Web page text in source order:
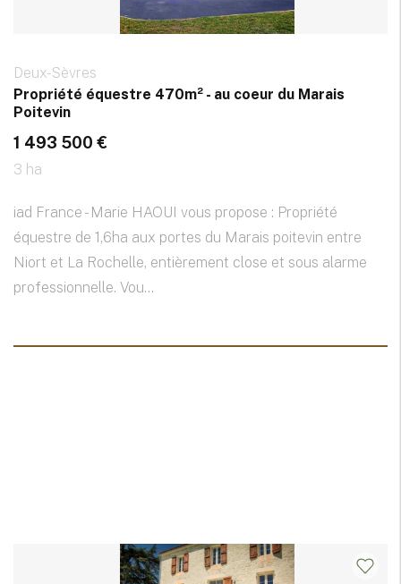
Deux-Sèvres
Propriété équestre 470m² - au coeur du Marais
Poitevin
1 493 500 €
3 ha
iad France - Marie HAOUI vous propose : Propriété
équestre de 1,6ha aux portes du Marais poitevin entre
Niort et La Rochelle, entièrement close et sous alarme
professionnelle. Vou...